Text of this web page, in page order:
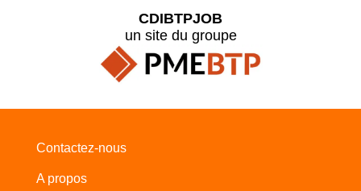
CDIBTPJOB
un site du groupe
Contactez-nous
A propos